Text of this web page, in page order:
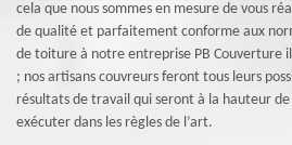
cela que nous sommes en mesure de vous
de qualité et parfaitement conforme aux
de toiture à notre entreprise PB Couverture
; nos artisans couvreurs feront tous leurs
résultats de travail qui seront à la hauteur
exécuter dans les règles de l’art.